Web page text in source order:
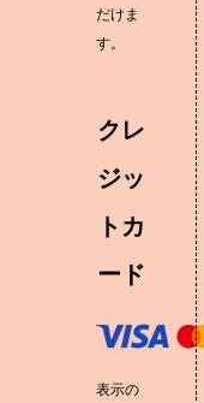
だけま
す。
クレ
ジッ
トカ
ード
表示の